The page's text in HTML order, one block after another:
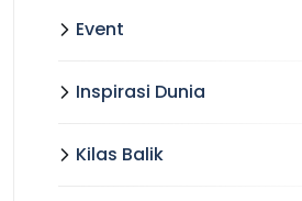
Event
Inspirasi Dunia
Kilas Balik